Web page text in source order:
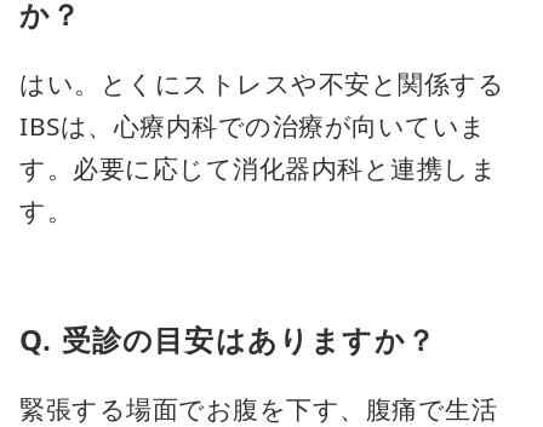
か？
はい。とくにストレスや不安と関係する
IBSは、心療内科での治療が向いていま
す。必要に応じて消化器内科と連携しま
す。
Q. 受診の目安はありますか？
緊張する場面でお腹を下す、腹痛で生活